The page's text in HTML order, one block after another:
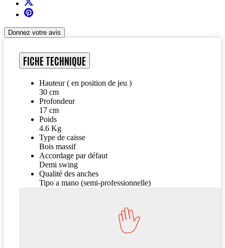
Donnez votre avis
FICHE TECHNIQUE
Hauteur ( en position de jeu )
30 cm
Profondeur
17 cm
Poids
4.6 Kg
Type de caisse
Bois massif
Accordage par défaut
Demi swing
Qualité des anches
Tipo a mano (semi-professionnelle)